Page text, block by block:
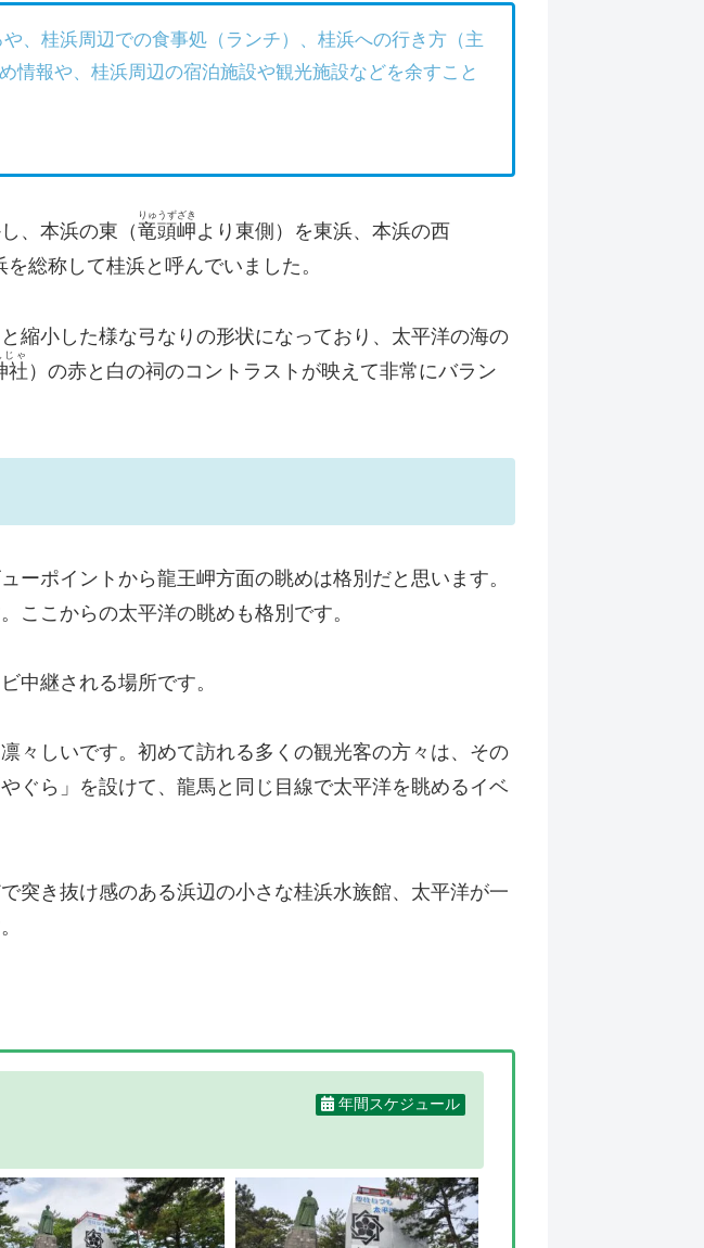
、桂浜周辺での食事処（ランチ）、桂浜への行き方（主
情報や、桂浜周辺の宿泊施設や観光施設などを余すこと
、本浜の東（竜頭岬
りゅうずざき
より東側）を東浜、本浜の西
総称して桂浜と呼んでいました。
縮小した様な弓なりの形状になっており、太平洋の海の
社
じゃ
）の赤と白の祠のコントラストが映えて非常にバラン
ポイントから龍王岬方面の眺めは格別だと思います。
ここからの太平洋の眺めも格別です。
中継される場所です。
々しいです。初めて訪れる多くの観光客の方々は、その
ぐら」を設けて、龍馬と同じ目線で太平洋を眺めるイベ
突き抜け感のある浜辺の小さな桂浜水族館、太平洋が一
年間スケジュール